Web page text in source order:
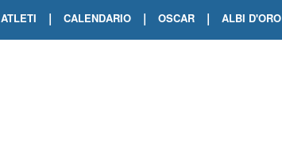
ATLETI | CALENDARIO | OSCAR | ALBI D'ORO